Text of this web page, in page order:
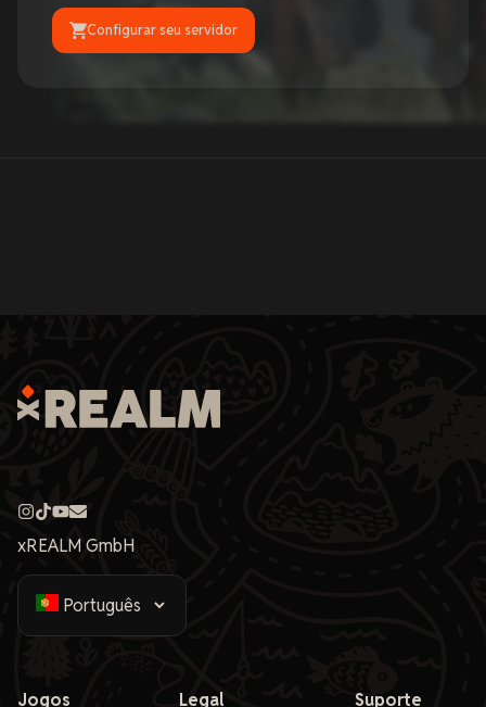
Configurar seu servidor
xREALM GmbH
Jogos Legal Suporte